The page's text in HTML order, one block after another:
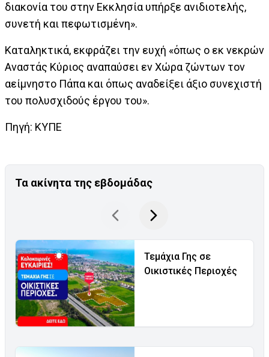
διακονία του στην Εκκλησία υπήρξε ανιδιοτελής,
συνετή και πεφωτισμένη».
Καταληκτικά, εκφράζει την ευχή «όπως ο εκ νεκρών
Αναστάς Κύριος αναπαύσει εν Χώρα ζώντων τον
αείμνηστο Πάπα και όπως αναδείξει άξιο συνεχιστή
του πολυσχιδούς έργου του».
Πηγή: ΚΥΠΕ
Τα ακίνητα της εβδομάδας
Τεμάχια Γης σε
Οικιστικές Περιοχές